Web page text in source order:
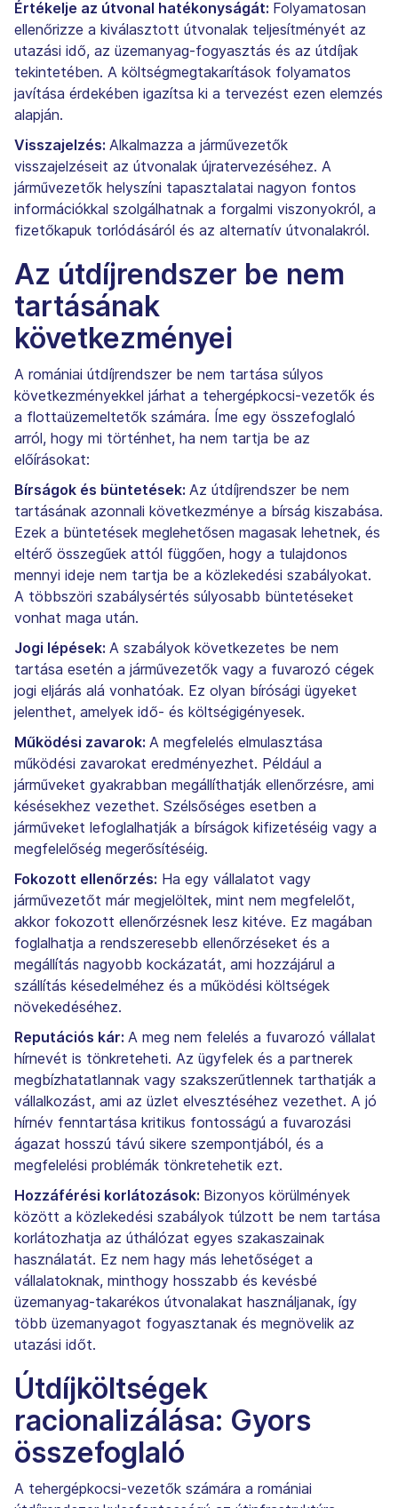
Értékelje az útvonal hatékonyságát: Folyamatosan
ellenőrizze a kiválasztott útvonalak teljesítményét az
utazási idő, az üzemanyag-fogyasztás és az útdíjak
tekintetében. A költségmegtakarítások folyamatos
javítása érdekében igazítsa ki a tervezést ezen elemzés
alapján.
Visszajelzés: Alkalmazza a járművezetők
visszajelzéseit az útvonalak újratervezéséhez. A
járművezetők helyszíni tapasztalatai nagyon fontos
információkkal szolgálhatnak a forgalmi viszonyokról, a
fizetőkapuk torlódásáról és az alternatív útvonalakról.
Az útdíjrendszer be nem
tartásának
következményei
A romániai útdíjrendszer be nem tartása súlyos
következményekkel járhat a tehergépkocsi-vezetők és
a flottaüzemeltetők számára. Íme egy összefoglaló
arról, hogy mi történhet, ha nem tartja be az
előírásokat:
Bírságok és büntetések: Az útdíjrendszer be nem
tartásának azonnali következménye a bírság kiszabása.
Ezek a büntetések meglehetősen magasak lehetnek, és
eltérő összegűek attól függően, hogy a tulajdonos
mennyi ideje nem tartja be a közlekedési szabályokat.
A többszöri szabálysértés súlyosabb büntetéseket
vonhat maga után.
Jogi lépések: A szabályok következetes be nem
tartása esetén a járművezetők vagy a fuvarozó cégek
jogi eljárás alá vonhatóak. Ez olyan bírósági ügyeket
jelenthet, amelyek idő- és költségigényesek.
Működési zavarok: A megfelelés elmulasztása
működési zavarokat eredményezhet. Például a
járműveket gyakrabban megállíthatják ellenőrzésre, ami
késésekhez vezethet. Szélsőséges esetben a
járműveket lefoglalhatják a bírságok kifizetéséig vagy a
megfelelőség megerősítéséig.
Fokozott ellenőrzés: Ha egy vállalatot vagy
járművezetőt már megjelöltek, mint nem megfelelőt,
akkor fokozott ellenőrzésnek lesz kitéve. Ez magában
foglalhatja a rendszeresebb ellenőrzéseket és a
megállítás nagyobb kockázatát, ami hozzájárul a
szállítás késedelméhez és a működési költségek
növekedéséhez.
Reputációs kár: A meg nem felelés a fuvarozó vállalat
hírnevét is tönkreteheti. Az ügyfelek és a partnerek
megbízhatatlannak vagy szakszerűtlennek tarthatják a
vállalkozást, ami az üzlet elvesztéséhez vezethet. A jó
hírnév fenntartása kritikus fontosságú a fuvarozási
ágazat hosszú távú sikere szempontjából, és a
megfelelési problémák tönkretehetik ezt.
Hozzáférési korlátozások: Bizonyos körülmények
között a közlekedési szabályok túlzott be nem tartása
korlátozhatja az úthálózat egyes szakaszainak
használatát. Ez nem hagy más lehetőséget a
vállalatoknak, minthogy hosszabb és kevésbé
üzemanyag-takarékos útvonalakat használjanak, így
több üzemanyagot fogyasztanak és megnövelik az
utazási időt.
Útdíjköltségek
racionalizálása: Gyors
összefoglaló
A tehergépkocsi-vezetők számára a romániai